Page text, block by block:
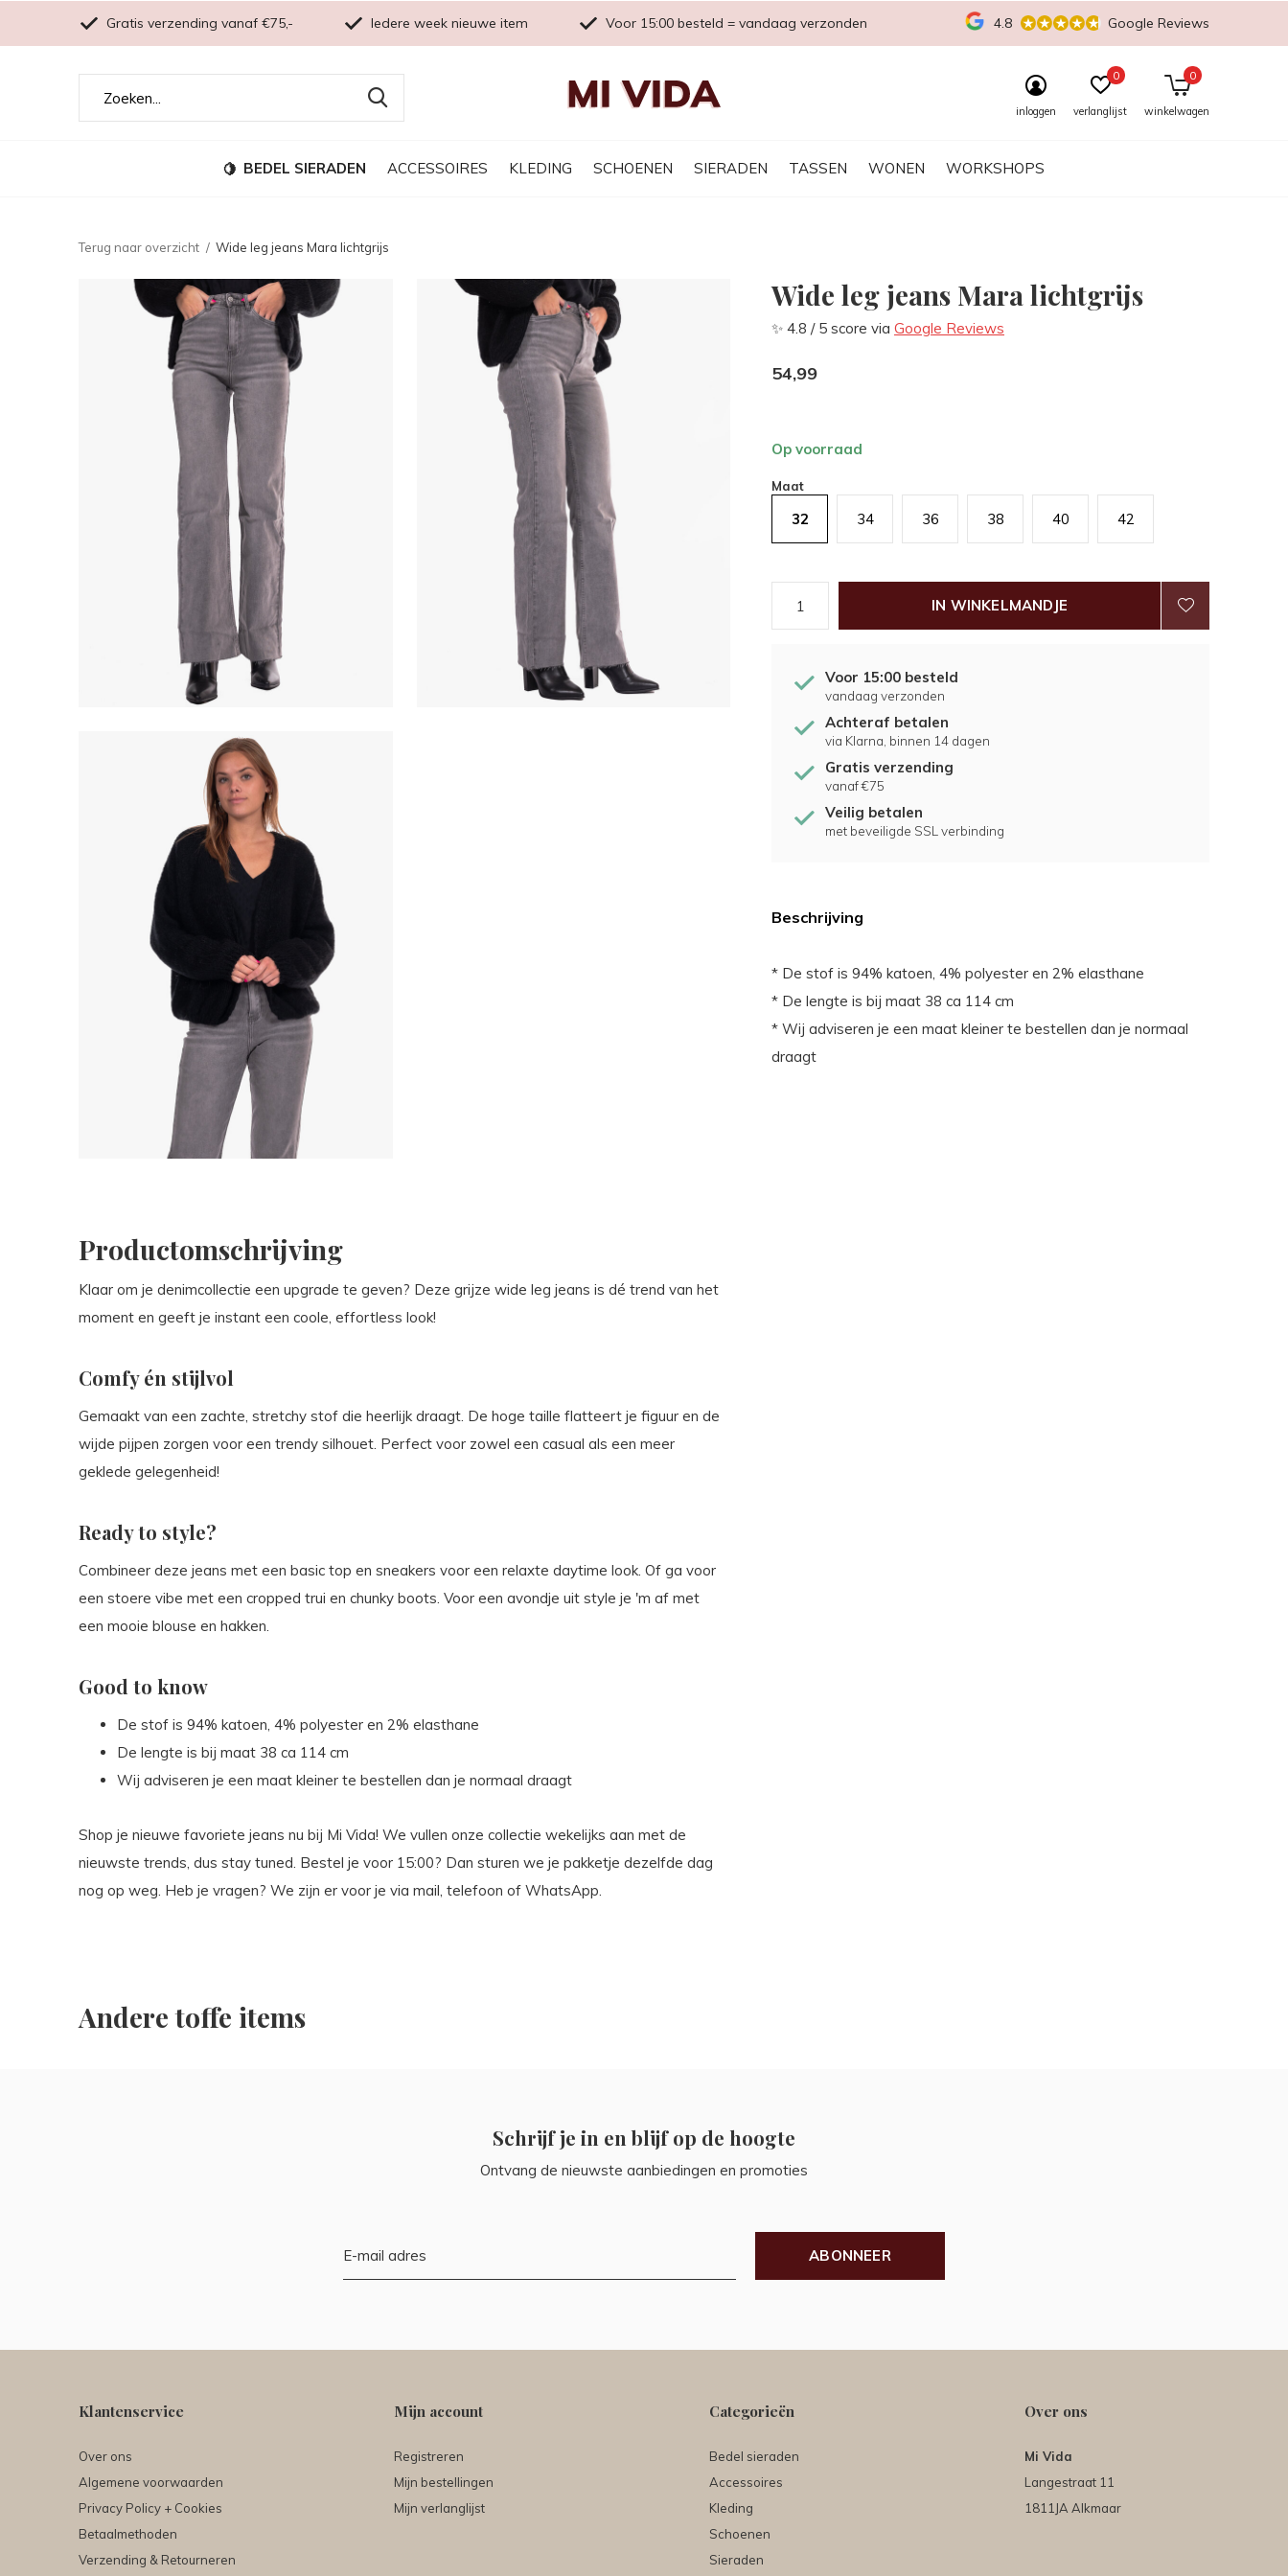
BEDEL SIERADEN ACCESSOIRES KLEDING SCHOENEN SIERADEN TASSEN WONEN WORKSHOPS
inloggen verlanglijst
0
winkelwagen
0
Gratis verzending vanaf €75,- Iedere week nieuwe item Voor 15:00 besteld = vandaag verzonden 4.8 Google Reviews
Terug naar overzicht Wide leg jeans Mara lichtgrijs
Wide leg jeans Mara lichtgrijs
✨ 4.8 / 5 score via Google Reviews
54,99
Op voorraad
Maat
32 34 36 38 40 42
IN WINKELMANDJE
Voor 15:00 besteld
vandaag verzonden
Achteraf betalen
via Klarna, binnen 14 dagen
Gratis verzending
vanaf €75
Veilig betalen
met beveiligde SSL verbinding
Beschrijving
* De stof is 94% katoen, 4% polyester en 2% elasthane
* De lengte is bij maat 38 ca 114 cm
* Wij adviseren je een maat kleiner te bestellen dan je normaal
draagt
Productomschrijving
Klaar om je denimcollectie een upgrade te geven? Deze grijze wide leg jeans is dé trend van het
moment en geeft je instant een coole, effortless look!
Comfy én stijlvol
Gemaakt van een zachte, stretchy stof die heerlijk draagt. De hoge taille flatteert je figuur en de
wijde pijpen zorgen voor een trendy silhouet. Perfect voor zowel een casual als een meer
geklede gelegenheid!
Ready to style?
Combineer deze jeans met een basic top en sneakers voor een relaxte daytime look. Of ga voor
een stoere vibe met een cropped trui en chunky boots. Voor een avondje uit style je 'm af met
een mooie blouse en hakken.
Good to know
De stof is 94% katoen, 4% polyester en 2% elasthane
De lengte is bij maat 38 ca 114 cm
Wij adviseren je een maat kleiner te bestellen dan je normaal draagt
Shop je nieuwe favoriete jeans nu bij Mi Vida! We vullen onze collectie wekelijks aan met de
nieuwste trends, dus stay tuned. Bestel je voor 15:00? Dan sturen we je pakketje dezelfde dag
nog op weg. Heb je vragen? We zijn er voor je via mail, telefoon of WhatsApp.
Andere toffe items
Schrijf je in en blijf op de hoogte
Ontvang de nieuwste aanbiedingen en promoties
ABONNEER
Klantenservice
Over ons
Algemene voorwaarden
Privacy Policy + Cookies
Betaalmethoden
Verzending & Retourneren
Mijn account
Registreren
Mijn bestellingen
Mijn verlanglijst
Categorieën
Bedel sieraden
Accessoires
Kleding
Schoenen
Sieraden
Over ons
Mi Vida
Langestraat 11
1811JA Alkmaar